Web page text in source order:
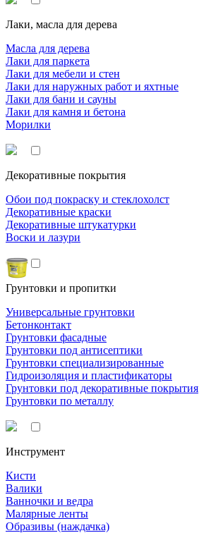
Лаки, масла для дерева
Масла для дерева
Лаки для паркета
Лаки для мебели и стен
Лаки для наружных работ и яхтные
Лаки для бани и сауны
Лаки для камня и бетона
Морилки
Декоративные покрытия
Обои под покраску и стеклохолст
Декоративные краски
Декоративные штукатурки
Воски и лазури
Грунтовки и пропитки
Универсальные грунтовки
Бетонконтакт
Грунтовки фасадные
Грунтовки под антисептики
Грунтовки специализированные
Гидроизоляция и пластификаторы
Грунтовки под декоративные покрытия
Грунтовки по металлу
Инструмент
Кисти
Валики
Ванночки и ведра
Малярные ленты
Образивы (наждачка)